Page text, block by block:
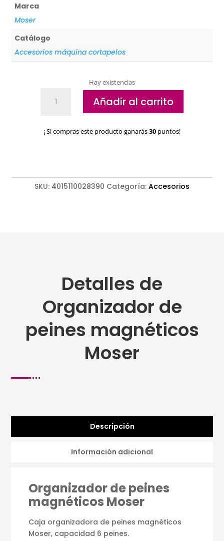
Marca
Moser
Catálogo
Accesorios máquina cortapelos
Hay existencias
magnéticos
Añadir al carrito
¡ Si compras este producto ganarás30 puntos!
SKU: 4015110028390 Categoría: Accesorios
Detalles de
Organizador de
peines magnéticos
Moser
Descripción
Información adicional
Organizador de peines
magnéticos Moser
Caja organizadora de peines magnéticos
Moser, capacidad 6 peines.